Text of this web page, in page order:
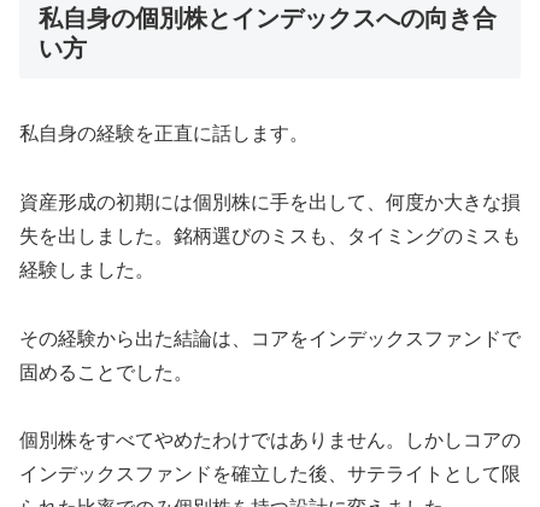
私自身の個別株とインデックスへの向き合
い方
私自身の経験を正直に話します。
資産形成の初期には個別株に手を出して、何度か大きな損
失を出しました。銘柄選びのミスも、タイミングのミスも
経験しました。
その経験から出た結論は、コアをインデックスファンドで
固めることでした。
個別株をすべてやめたわけではありません。しかしコアの
インデックスファンドを確立した後、サテライトとして限